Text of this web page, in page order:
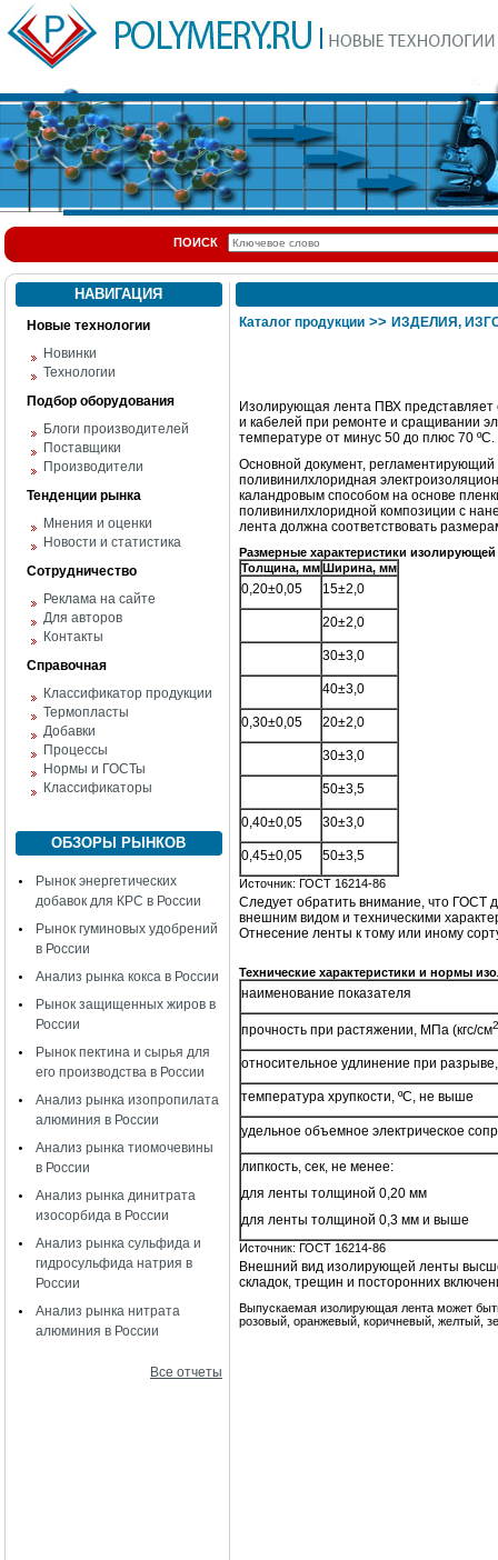
ПОИСК
НАВИГАЦИЯ
Новые технологии
Новинки
Технологии
Подбор оборудования
Блоги производителей
Поставщики
Производители
Тенденции рынка
Мнения и оценки
Новости и статистика
Сотрудничество
Реклама на сайте
Для авторов
Контакты
Справочная
Классификатор продукции
Термопласты
Добавки
Процессы
Нормы и ГОСТы
Классификаторы
ОБЗОРЫ РЫНКОВ
Рынок энергетических
добавок для КРС в России
Рынок гуминовых удобрений
в России
Анализ рынка кокса в России
Рынок защищенных жиров в
России
Рынок пектина и сырья для
его производства в России
Анализ рынка изопропилата
алюминия в России
Анализ рынка тиомочевины
в России
Анализ рынка динитрата
изосорбида в России
Анализ рынка сульфида и
гидросульфида натрия в
России
Анализ рынка нитрата
алюминия в России
Все отчеты
Каталог продукции >> ИЗДЕЛИЯ,
Изолирующая лента ПВХ представляет
и кабелей при ремонте и сращивании
температуре от минус 50 до плюс 70 ºС.
Основной документ,
поливинилхлоридная
каландровым способом на основе
поливинилхлоридной композиции с
лента должна соответствовать
Размерные характеристики
Толщина, ммШирина, мм
0,20±0,05 15±2,0
20±2,0
30±3,0
40±3,0
0,30±0,05 20±2,0
30±3,0
50±3,5
0,40±0,05 30±3,0
0,45±0,05 50±3,5
Источник: ГОСТ 16214-86
Следует обратить внимание, что ГОСТ
внешним видом и техническими
Отнесение ленты к тому или иному
Технические характеристики и нормы
наименование показателя
прочность при растяжении, МПа (кгс/см2
относительное удлинение при
температура хрупкости, ºС, не выше
удельное объемное электрическое
липкость, сек, не менее:
для ленты толщиной 0,20 мм
для ленты толщиной 0,3 мм и выше
Источник: ГОСТ 16214-86
Внешний вид изолирующей ленты
складок, трещин и посторонних
Выпускаемая изолирующая лента может
розовый, оранжевый, коричневый, желтый,